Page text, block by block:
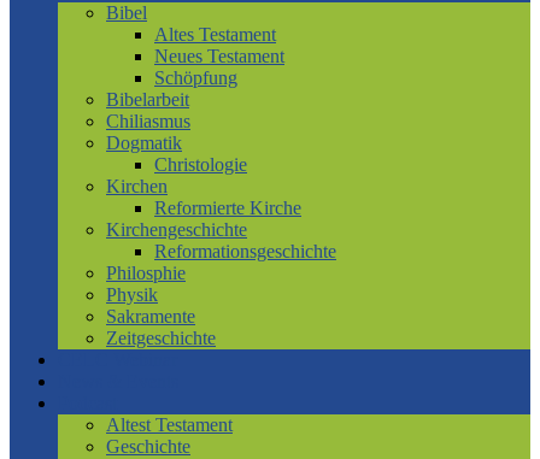
Bibel
Altes Testament
Neues Testament
Schöpfung
Bibelarbeit
Chiliasmus
Dogmatik
Christologie
Kirchen
Reformierte Kirche
Kirchengeschichte
Reformationsgeschichte
Philosphie
Physik
Sakramente
Zeitgeschichte
Altest Testament
Geschichte